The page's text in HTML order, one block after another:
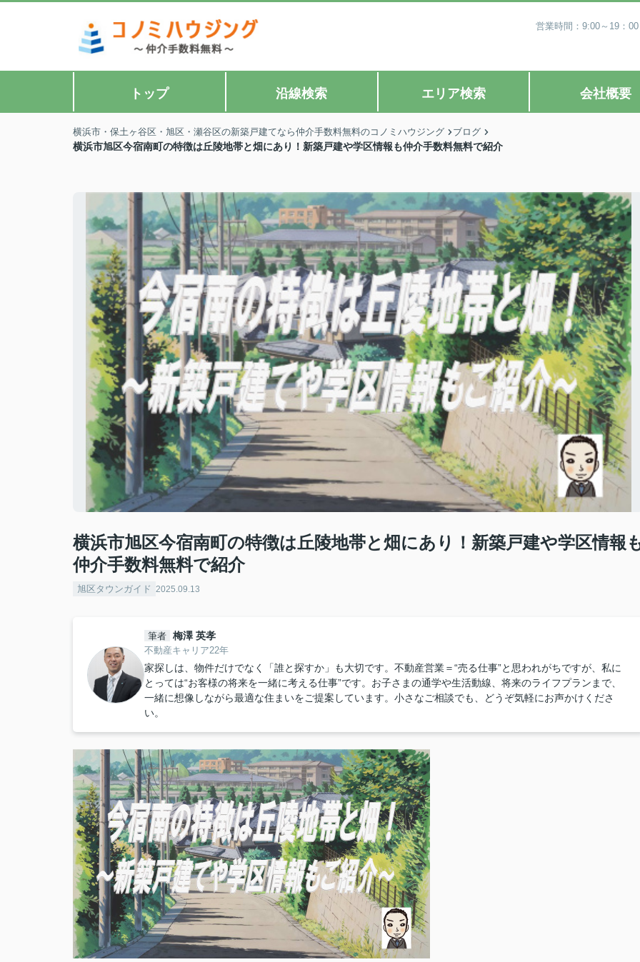
営業時間：9:00～19：
トップ 沿線検索 エリア検索 会社概要
横浜市・保土ヶ谷区・旭区・瀬谷区の新築戸建てなら仲介手数料無料のコノミハウジング ブログ
横浜市旭区今宿南町の特徴は丘陵地帯と畑にあり！新築戸建や学区情報も仲介手数料無料で紹介
横浜市旭区今宿南町の特徴は丘陵地帯と畑にあり！新築戸建や学区情報
仲介手数料無料で紹介
旭区タウンガイド 2025.09.13
筆者 梅澤 英孝
不動産キャリア22年
家探しは、物件だけでなく「誰と探すか」も大切です。不動産営業＝“売る仕事”と思われがちですが、私に
とっては“お客様の将来を一緒に考える仕事”です。お子さまの通学や生活動線、将来のライフプランまで、
一緒に想像しながら最適な住まいをご提案しています。小さなご相談でも、どうぞ気軽にお声かけくださ
い。